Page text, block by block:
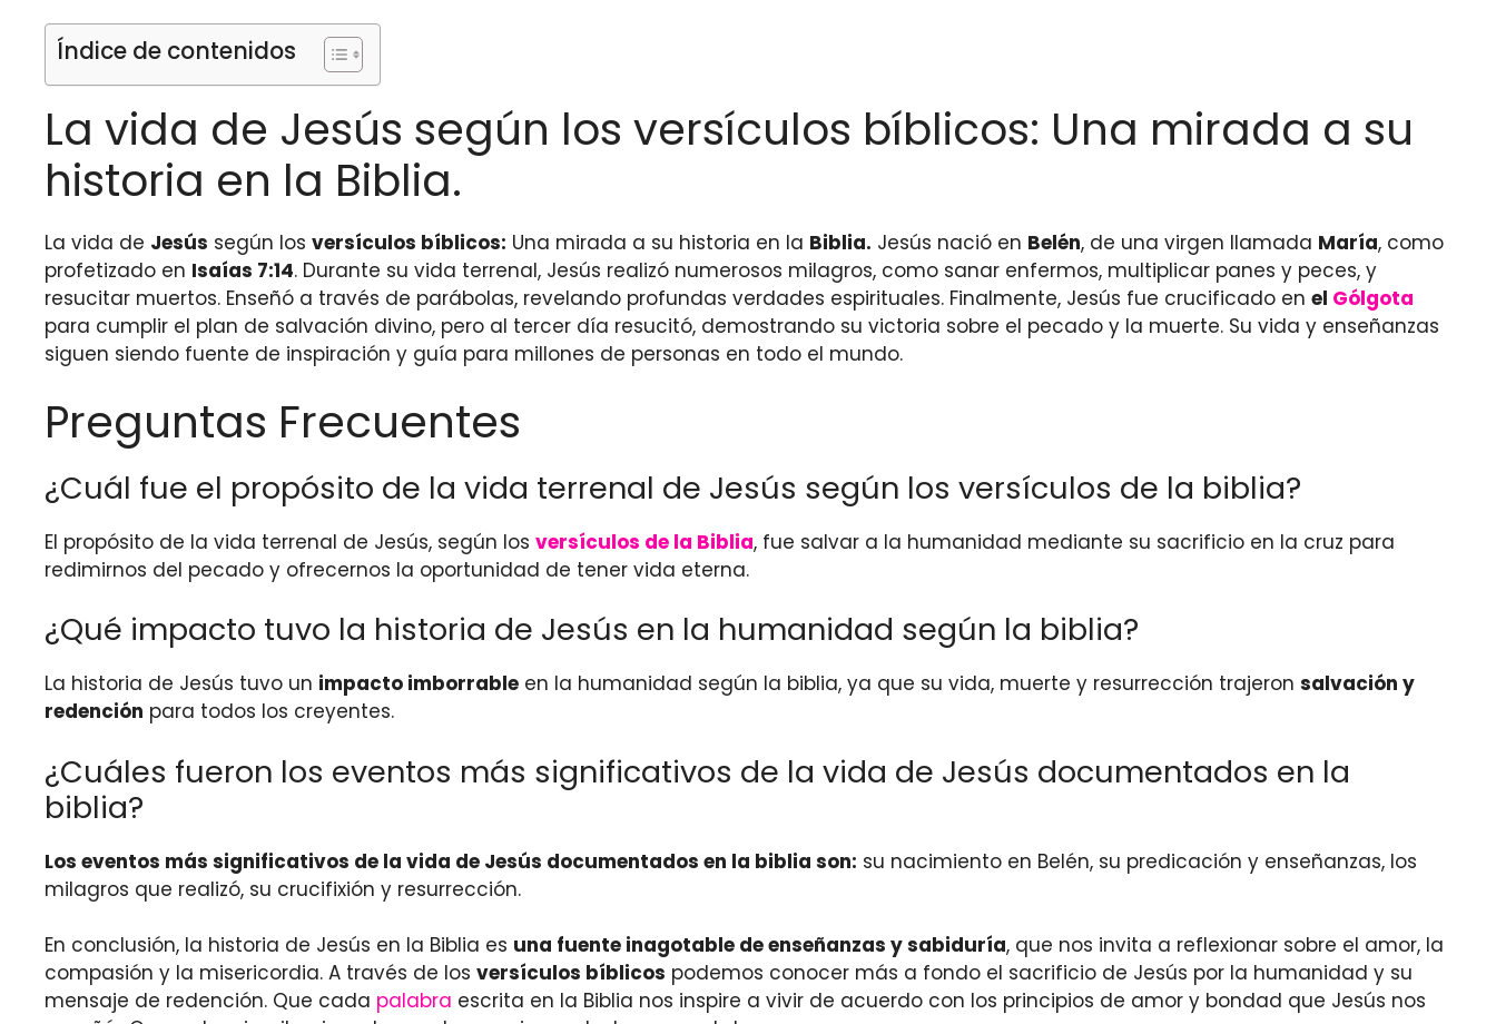
Índice de contenidos
La vida de Jesús según los versículos bíblicos: Una mirada a su
historia en la Biblia.
La vida de Jesús según los versículos bíblicos: Una mirada a su historia en la Biblia. Jesús nació en Belén, de una virgen llamada María, como
profetizado en Isaías 7:14. Durante su vida terrenal, Jesús realizó numerosos milagros, como sanar enfermos, multiplicar panes y peces, y
resucitar muertos. Enseñó a través de parábolas, revelando profundas verdades espirituales. Finalmente, Jesús fue crucificado en el Gólgota
para cumplir el plan de salvación divino, pero al tercer día resucitó, demostrando su victoria sobre el pecado y la muerte. Su vida y enseñanzas
siguen siendo fuente de inspiración y guía para millones de personas en todo el mundo.
Preguntas Frecuentes
¿Cuál fue el propósito de la vida terrenal de Jesús según los versículos de la biblia?
El propósito de la vida terrenal de Jesús, según los versículos de la Biblia, fue salvar a la humanidad mediante su sacrificio en la cruz para
redimirnos del pecado y ofrecernos la oportunidad de tener vida eterna.
¿Qué impacto tuvo la historia de Jesús en la humanidad según la biblia?
La historia de Jesús tuvo un impacto imborrable en la humanidad según la biblia, ya que su vida, muerte y resurrección trajeron salvación y
redención para todos los creyentes.
¿Cuáles fueron los eventos más significativos de la vida de Jesús documentados en la
biblia?
Los eventos más significativos de la vida de Jesús documentados en la biblia son: su nacimiento en Belén, su predicación y enseñanzas, los
milagros que realizó, su crucifixión y resurrección.
En conclusión, la historia de Jesús en la Biblia es una fuente inagotable de enseñanzas y sabiduría, que nos invita a reflexionar sobre el amor, la
compasión y la misericordia. A través de los versículos bíblicos podemos conocer más a fondo el sacrificio de Jesús por la humanidad y su
mensaje de redención. Que cada palabra escrita en la Biblia nos inspire a vivir de acuerdo con los principios de amor y bondad que Jesús nos